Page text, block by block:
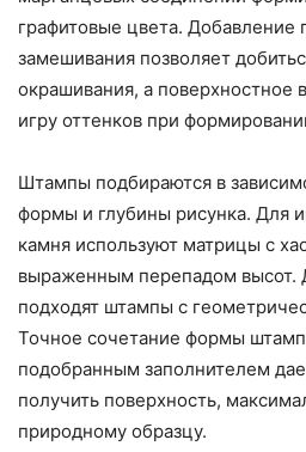
графитовые цвета. Добавление
замешивания позволяет
окрашивания, а поверхностное
игру оттенков при
Штампы подбираются в
формы и глубины рисунка. Для
камня используют матрицы с
выраженным перепадом высот.
подходят штампы с
Точное сочетание формы
подобранным заполнителем
получить поверхность,
природному образцу.